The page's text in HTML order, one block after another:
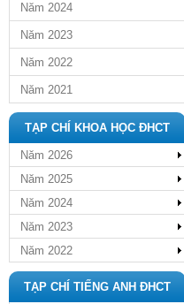
Năm 2024
Năm 2023
Năm 2022
Năm 2021
TẠP CHÍ KHOA HỌC ĐHCT
Năm 2026
Năm 2025
Năm 2024
Năm 2023
Năm 2022
TẠP CHÍ TIẾNG ANH ĐHCT